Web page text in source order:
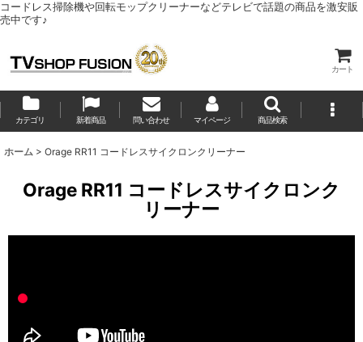
コードレス掃除機や回転モップクリーナーなどテレビで話題の商品を激安販
売中です♪
カート
カテゴリ 新着商品 問い合わせ マイページ 商品検索
ホーム > Orage RR11 コードレスサイクロンクリーナー
Orage RR11 コードレスサイクロンク
リーナー